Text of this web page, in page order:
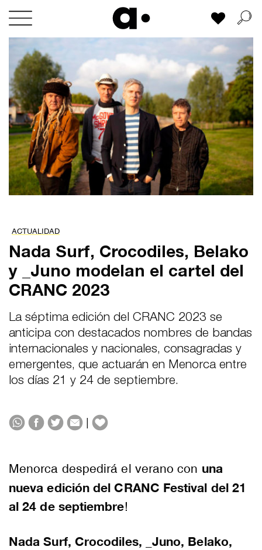
Skip
content
Mi lista
ACTUALIDAD
Nada Surf, Crocodiles, Belako
y _Juno modelan el cartel del
CRANC 2023
La séptima edición del CRANC 2023 se
anticipa con destacados nombres de bandas
internacionales y nacionales, consagradas y
emergentes, que actuarán en Menorca entre
los días 21 y 24 de septiembre.
|
Menorca despedirá el verano con una
nueva edición del CRANC Festival del 21
al 24 de septiembre!
Nada Surf, Crocodiles, _Juno, Belako,